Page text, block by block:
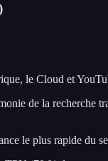
le Cloud et
de la recherche
le plus rapide du